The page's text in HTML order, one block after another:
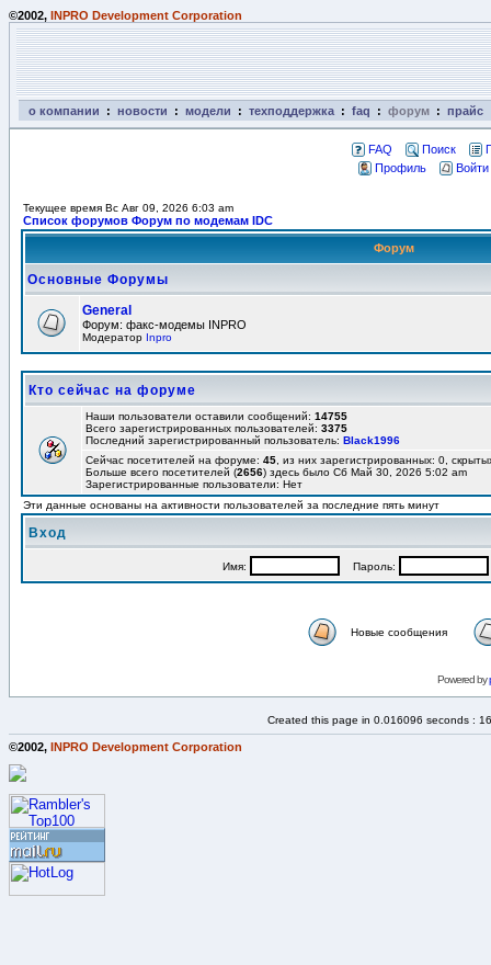
©2002, INPRO Development Corporation
о компании : новости : модели : техподдержка : faq : форум : прайс
FAQ Поиск
Профиль
Текущее время Вс Авг 09, 2026 6:03 am
Список форумов Форум по модемам IDC
Форум
Основные Форумы
General
Форум: факс-модемы INPRO
Модератор Inpro
Кто сейчас на форуме
Наши пользователи оставили сообщений: 14755
Всего зарегистрированных пользователей: 3375
Последний зарегистрированный пользователь: Black1996
Сейчас посетителей на форуме: 45 , из них зарегистрированных: 0,
Больше всего посетителей (2656) здесь было Сб Май 30, 2026 5:02 am
Зарегистрированные пользователи: Нет
Эти данные основаны на активности пользователей за последние пять минут
Вход
Имя: Пароль:
Новые сообщения
Powered by
Created this page in 0.016096 seconds :
©2002, INPRO Development Corporation